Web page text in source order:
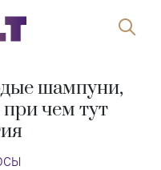
шампуни,
чем тут